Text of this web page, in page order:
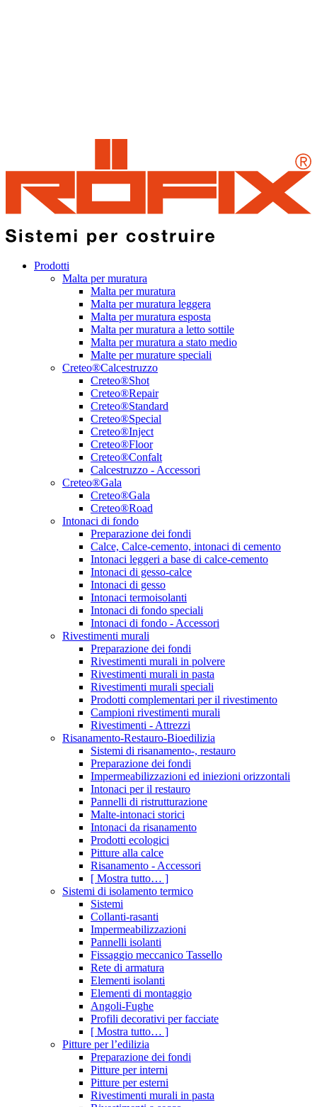
Prodotti
Malta per muratura
Malta per muratura
Malta per muratura leggera
Malta per muratura esposta
Malta per muratura a letto sottile
Malta per muratura a stato medio
Malte per murature speciali
Creteo®Calcestruzzo
Creteo®Shot
Creteo®Repair
Creteo®Standard
Creteo®Special
Creteo®Inject
Creteo®Floor
Creteo®Confalt
Calcestruzzo - Accessori
Creteo®Gala
Creteo®Gala
Creteo®Road
Intonaci di fondo
Preparazione dei fondi
Calce, Calce-cemento, intonaci di cemento
Intonaci leggeri a base di calce-cemento
Intonaci di gesso-calce
Intonaci di gesso
Intonaci termoisolanti
Intonaci di fondo speciali
Intonaci di fondo - Accessori
Rivestimenti murali
Preparazione dei fondi
Rivestimenti murali in polvere
Rivestimenti murali in pasta
Rivestimenti murali speciali
Prodotti complementari per il rivestimento
Campioni rivestimenti murali
Rivestimenti - Attrezzi
Risanamento-Restauro-Bioedilizia
Sistemi di risanamento-, restauro
Preparazione dei fondi
Impermeabilizzazioni ed iniezioni orizzontali
Intonaci per il restauro
Pannelli di ristrutturazione
Malte-intonaci storici
Intonaci da risanamento
Prodotti ecologici
Pitture alla calce
Risanamento - Accessori
[ Mostra tutto… ]
Sistemi di isolamento termico
Sistemi
Collanti-rasanti
Impermeabilizzazioni
Pannelli isolanti
Fissaggio meccanico Tassello
Rete di armatura
Elementi isolanti
Elementi di montaggio
Angoli-Fughe
Profili decorativi per facciate
[ Mostra tutto… ]
Pitture per l’edilizia
Preparazione dei fondi
Pitture per interni
Pitture per esterni
Rivestimenti murali in pasta